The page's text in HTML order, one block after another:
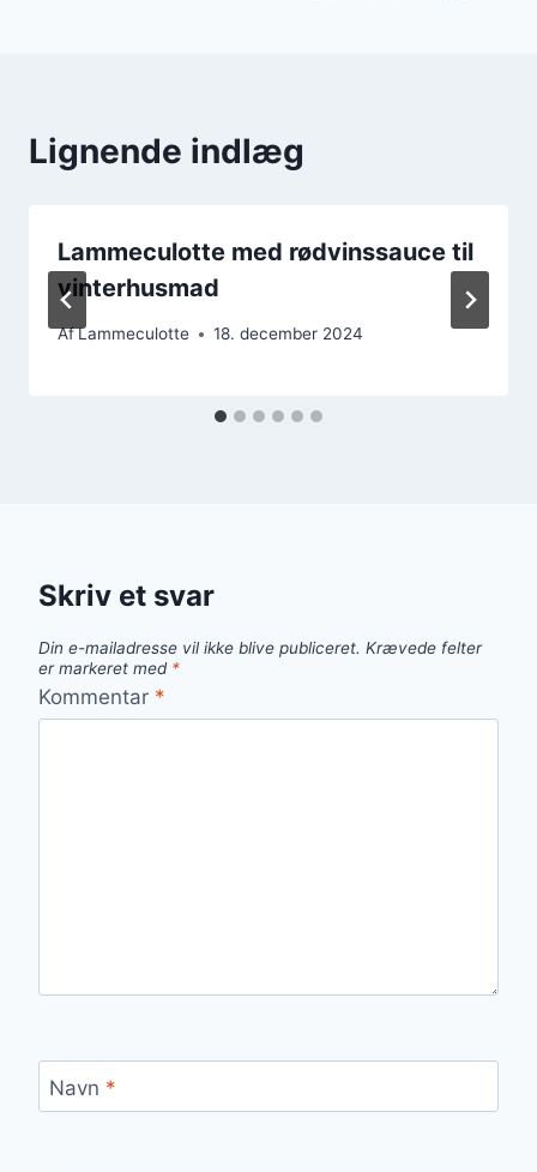
Lignende indlæg
Lammeculotte med rødvinssauce til
vinterhusmad
AfLammeculotte 18. december 2024
Skriv et svar
Din e-mailadresse vil ikke blive publiceret. Krævede felter
er markeret med *
Kommentar *
Navn *